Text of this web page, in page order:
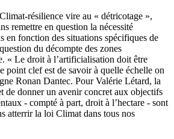
résilience vire au « détricotage »,
remettre en question la nécessité
en fonction des situations spécifiques de
du décompte des zones
« Le droit à l’artificialisation doit être
point clef est de savoir à quelle échelle on
Ronan Dantec. Pour Valérie Létard, la
de donner un avenir concret aux objectifs
- compté à part, droit à l’hectare - sont
atterrir la loi Climat dans tous nos